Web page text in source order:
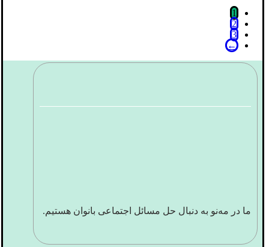
1
2
3
←
ما در مه‌نو به دنبال حل مسائل اجتماعی بانوان هستیم.